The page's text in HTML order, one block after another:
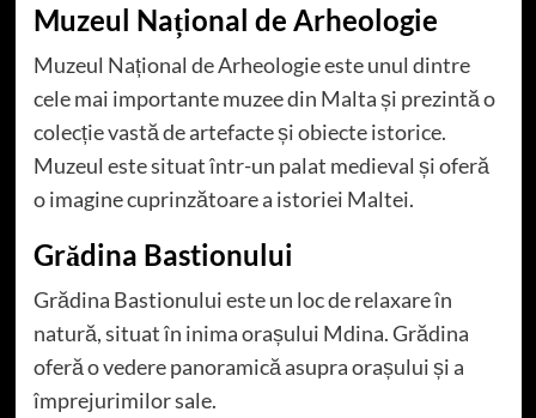
Muzeul Național de Arheologie
Muzeul Național de Arheologie este unul dintre
cele mai importante muzee din Malta și prezintă o
colecție vastă de artefacte și obiecte istorice.
Muzeul este situat într-un palat medieval și oferă
o imagine cuprinzătoare a istoriei Maltei.
Grădina Bastionului
Grădina Bastionului este un loc de relaxare în
natură, situat în inima orașului Mdina. Grădina
oferă o vedere panoramică asupra orașului și a
împrejurimilor sale.